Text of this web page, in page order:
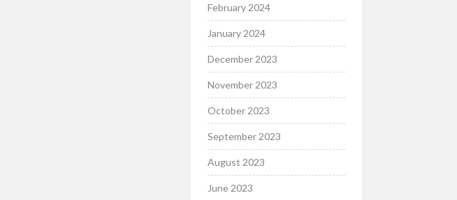
February 2024
January 2024
December 2023
November 2023
October 2023
September 2023
August 2023
June 2023